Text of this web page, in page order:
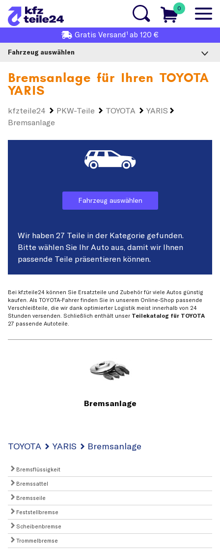
0
Gratis Versand1 ab 120 €
Fahrzeug auswählen
Bremsanlage für Ihren TOYOTA
YARIS
kfzteile24 PKW-Teile TOYOTA
YARIS
Bremsanlage
Fahrzeug auswählen
Wir haben 27 Teile in der Kategorie gefunden.
Bitte wählen Sie Ihr Auto aus, damit wir Ihnen
passende Teile präsentieren können.
Bei kfzteile24 können Sie Ersatzteile und Zubehör für viele Autos günstig
kaufen. Als TOYOTA-Fahrer finden Sie in unserem Online-Shop passende
Verschleißteile, die wir dank optimierter Logistik meist innerhalb von 24
Stunden versenden. Schließlich enthält unser Teilekatalog für TOYOTA
27 passende Autoteile.
Bremsanlage
TOYOTA YARIS Bremsanlage
Bremsflüssigkeit
Bremssattel
Bremsseile
Feststellbremse
Scheibenbremse
Trommelbremse